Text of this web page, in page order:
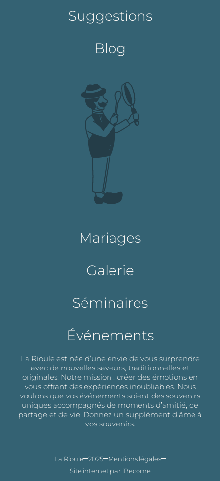
Suggestions
Blog
Mariages
Galerie
Séminaires
Événements
La Rioule est née d’une envie de vous surprendre
avec de nouvelles saveurs, traditionnelles et
originales. Notre mission : créer des émotions en
vous offrant des expériences inoubliables. Nous
voulons que vos événements soient des souvenirs
uniques accompagnés de moments d’amitié, de
partage et de vie. Donnez un supplément d’âme à
vos souvenirs.
La Rioule 2025
Mentions légales
Site internet par iBecome